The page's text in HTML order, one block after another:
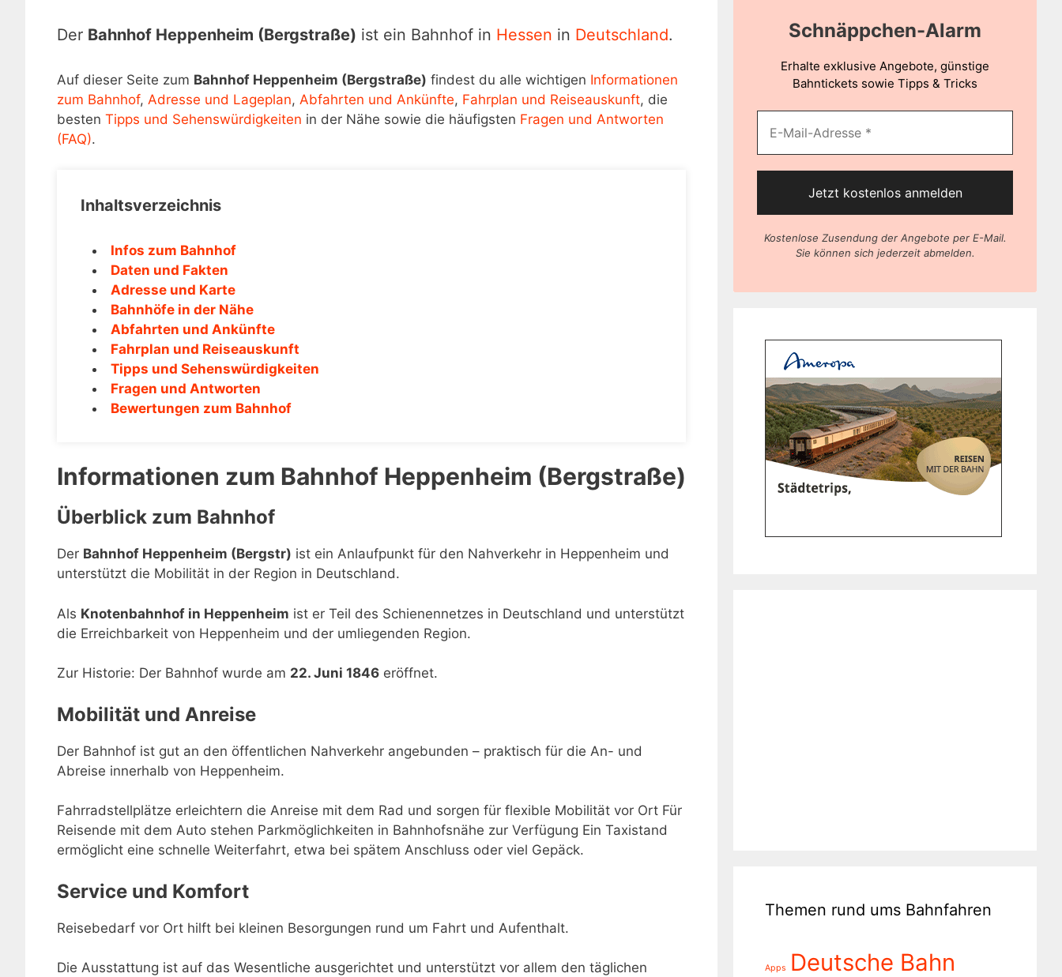
Der Bahnhof Heppenheim (Bergstraße) ist ein Bahnhof in Hessen in Deutschland.
Auf dieser Seite zum Bahnhof Heppenheim (Bergstraße) findest du alle wichtigen Informationen
zum Bahnhof, Adresse und Lageplan, Abfahrten und Ankünfte, Fahrplan und Reiseauskunft, die
besten Tipps und Sehenswürdigkeiten in der Nähe sowie die häufigsten Fragen und Antworten
(FAQ).
Inhaltsverzeichnis
Infos zum Bahnhof
Daten und Fakten
Adresse und Karte
Bahnhöfe in der Nähe
Abfahrten und Ankünfte
Fahrplan und Reiseauskunft
Tipps und Sehenswürdigkeiten
Fragen und Antworten
Bewertungen zum Bahnhof
Informationen zum Bahnhof Heppenheim (Bergstraße)
Überblick zum Bahnhof
Der Bahnhof Heppenheim (Bergstr) ist ein Anlaufpunkt für den Nahverkehr in Heppenheim und
unterstützt die Mobilität in der Region in Deutschland.
Als Knotenbahnhof in Heppenheim ist er Teil des Schienennetzes in Deutschland und unterstützt
die Erreichbarkeit von Heppenheim und der umliegenden Region.
Zur Historie: Der Bahnhof wurde am 22. Juni 1846 eröffnet.
Mobilität und Anreise
Der Bahnhof ist gut an den öffentlichen Nahverkehr angebunden – praktisch für die An- und
Abreise innerhalb von Heppenheim.
Fahrradstellplätze erleichtern die Anreise mit dem Rad und sorgen für flexible Mobilität vor Ort Für
Reisende mit dem Auto stehen Parkmöglichkeiten in Bahnhofsnähe zur Verfügung Ein Taxistand
ermöglicht eine schnelle Weiterfahrt, etwa bei spätem Anschluss oder viel Gepäck.
Service und Komfort
Reisebedarf vor Ort hilft bei kleinen Besorgungen rund um Fahrt und Aufenthalt.
Die Ausstattung ist auf das Wesentliche ausgerichtet und unterstützt vor allem den täglichen
Schnäppchen-Alarm
Erhalte exklusive Angebote, günstige
Bahntickets sowie Tipps & Tricks
Kostenlose Zusendung der Angebote per E-Mail.
Sie können sich jederzeit abmelden.
Themen rund ums Bahnfahren
Apps Deutsche Bahn